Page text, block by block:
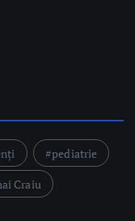
cu organizațiile
privind modificarea
26 august